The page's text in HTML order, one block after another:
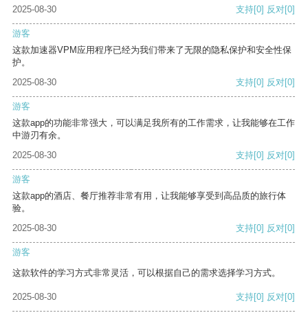
2025-08-30 支持[0] 反对[0]
游客
这款加速器VPM应用程序已经为我们带来了无限的隐私保护和安全性保
护。
2025-08-30
支持[0] 反对[0]
游客
这款app的功能非常强大，可以满足我所有的工作需求，让我能够在工作
中游刃有余。
2025-08-30
支持[0] 反对[0]
游客
这款app的酒店、餐厅推荐非常有用，让我能够享受到高品质的旅行体
验。
2025-08-30
支持[0] 反对[0]
游客
这款软件的学习方式非常灵活，可以根据自己的需求选择学习方式。
2025-08-30 支持[0] 反对[0]